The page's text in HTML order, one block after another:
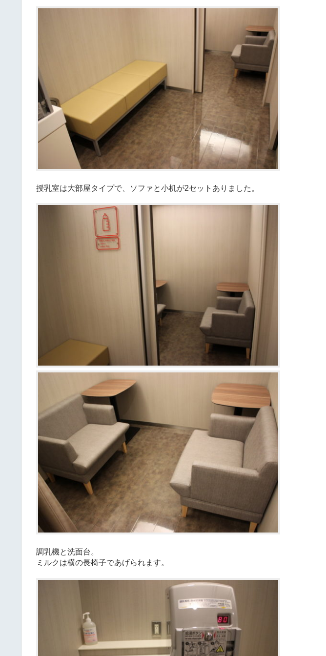
授乳室は大部屋タイプで、ソファと小机が2セットありました。
調乳機と洗面台。
ミルクは横の長椅子であげられます。